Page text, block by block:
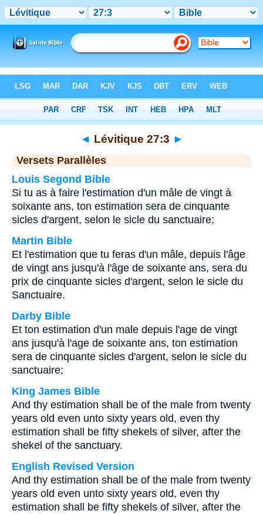
Chapitre 27 > Verset 3
◄ Lévitique 27:3 ►
Versets Parallèles
Louis Segond Bible
Si tu as à faire l'estimation d'un mâle de vingt à
soixante ans, ton estimation sera de cinquante
sicles d'argent, selon le sicle du sanctuaire;
Martin Bible
Et l'estimation que tu feras d'un mâle, depuis l'âge
de vingt ans jusqu'à l'âge de soixante ans, sera du
prix de cinquante sicles d'argent, selon le sicle du
Sanctuaire.
Darby Bible
Et ton estimation d'un male depuis l'age de vingt
ans jusqu'à l'age de soixante ans, ton estimation
sera de cinquante sicles d'argent, selon le sicle du
sanctuaire;
King James Bible
And thy estimation shall be of the male from twenty
years old even unto sixty years old, even thy
estimation shall be fifty shekels of silver, after the
shekel of the sanctuary.
English Revised Version
And thy estimation shall be of the male from twenty
years old even unto sixty years old, even thy
estimation shall be fifty shekels of silver, after the